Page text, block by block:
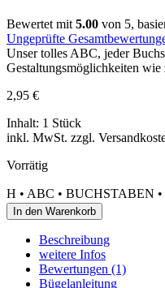
Bewertet mit 5.00 von 5,
Ungeprüfte
Unser tolles ABC, jeder
Gestaltungsmöglichkeiten
2,95 €
Inhalt: 1 Stück
inkl. MwSt. zzgl.
Vorrätig
H • ABC • BUCHSTABEN
In den Warenkorb
Beschreibung
weitere Infos
Bewertungen (1)
Bügelanleitung